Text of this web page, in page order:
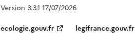
Version 3.3.1 17/07/2026
ecologie.gouv.fr
legifrance.gouv.fr